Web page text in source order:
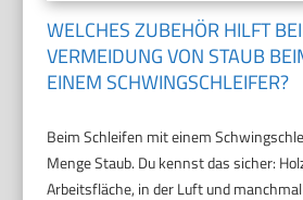
WELCHES ZUBEHÖR HILFT
VERMEIDUNG VON STAUB
EINEM SCHWINGSCHLEIFER?
Beim Schleifen mit einem
Menge Staub. Du kennst das sicher:
Arbeitsfläche, in der Luft und